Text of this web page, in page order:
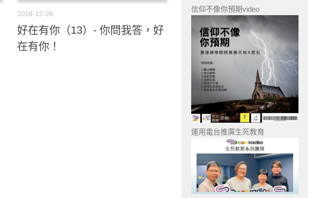
2018-12-26
好在有你（13）- 你問我答，好
在有你！
信仰不像你預期video
運用電台推廣生死教育